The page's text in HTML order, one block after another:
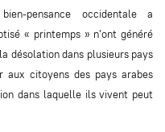
pensance occidentale a
« printemps » n’ont généré
désolation dans plusieurs pays
aux citoyens des pays arabes
dans laquelle ils vivent peut